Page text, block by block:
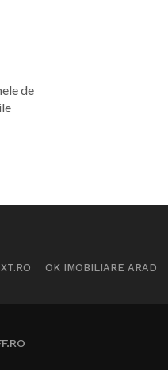
de
OK IMOBILIARE ARAD